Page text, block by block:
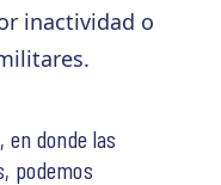
inactividad o
en donde las
podemos